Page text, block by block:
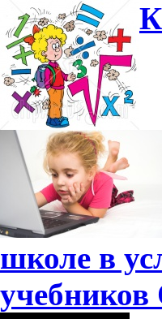
школе в